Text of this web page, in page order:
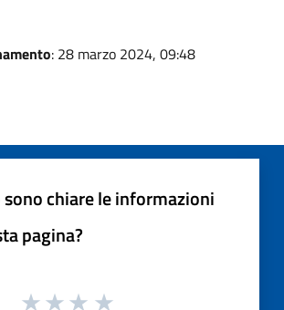
: 28 marzo 2024, 09:48
sono chiare le informazioni
pagina?